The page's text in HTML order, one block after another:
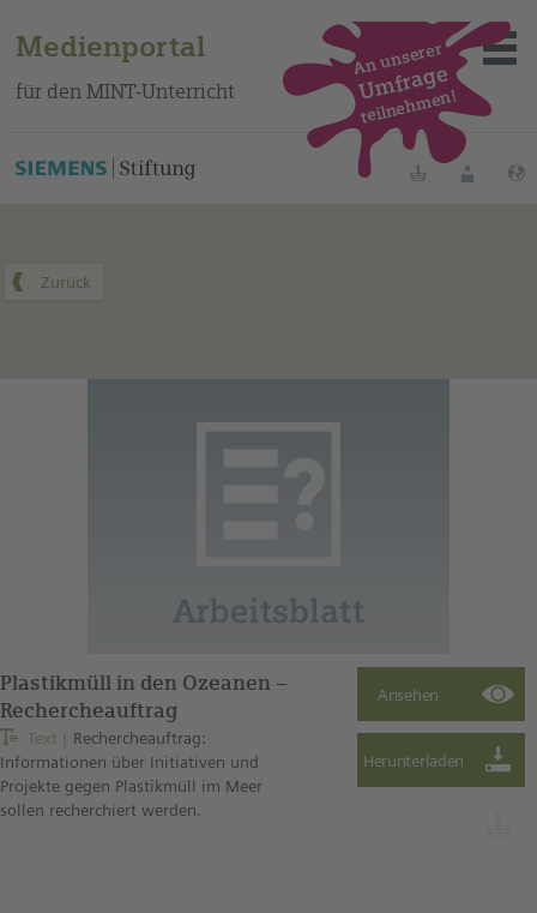
Medienportal
für den MINT-Unterricht
Über das Portal
Merklisten
An unserer
Umfrage
teilnehmen!
Plastikmüll in den Ozeanen –
Rechercheauftrag
Text
Rechercheauftrag:
Informationen über Initiativen und
Projekte gegen Plastikmüll im Meer
sollen recherchiert werden.
Dieses Medium finden Sie auf unserem spanischen